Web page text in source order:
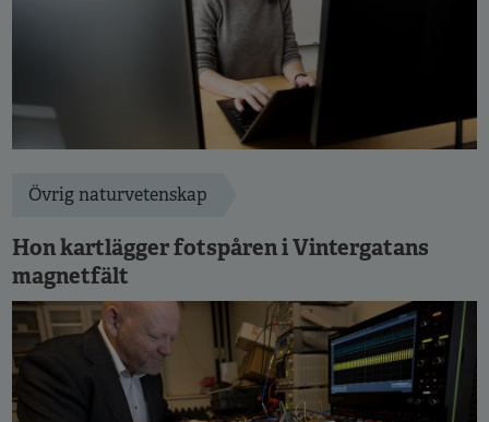
Övrig naturvetenskap
Hon kartlägger fotspåren i Vintergatans
magnetfält